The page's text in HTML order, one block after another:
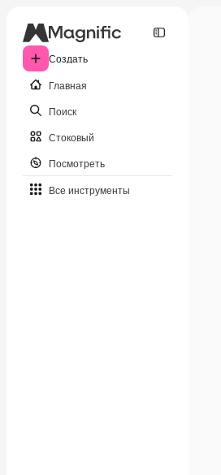
Создать
Главная
Поиск
Стоковый
Посмотреть
Все инструменты